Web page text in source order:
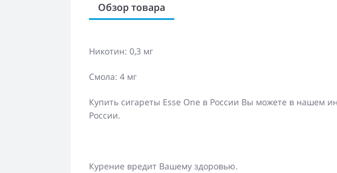
Обзор товара
Никотин: 0,3 мг
Смола: 4 мг
Купить сигареты Esse One в России Вы можете в нашем
России.
Курение вредит Вашему здоровью.